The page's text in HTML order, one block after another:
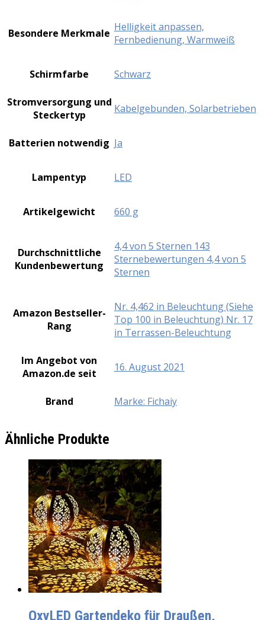
Besondere Merkmale ‎Helligkeit anpassen,
Fernbedienung, Warmweiß
Schirmfarbe ‎Schwarz
Stromversorgung und
Steckertyp
‎Kabelgebunden, Solarbetrieben
Batterien notwendig ‎Ja
Lampentyp ‎LED
Artikelgewicht ‎660 g
Durchschnittliche
Kundenbewertung
4,4 von 5 Sternen 143
Sternebewertungen 4,4 von 5
Sternen
Amazon Bestseller-
Rang
Nr. 4,462 in Beleuchtung (Siehe
Top 100 in Beleuchtung) Nr. 17
in Terrassen-Beleuchtung
Im Angebot von
Amazon.de seit
16. August 2021
Brand Marke: Fichaiy
Ähnliche Produkte
OxyLED Gartendeko für Draußen,